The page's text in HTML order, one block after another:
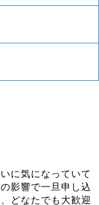
に気になっていて
影響で一旦申し込
どなたでも大歓迎